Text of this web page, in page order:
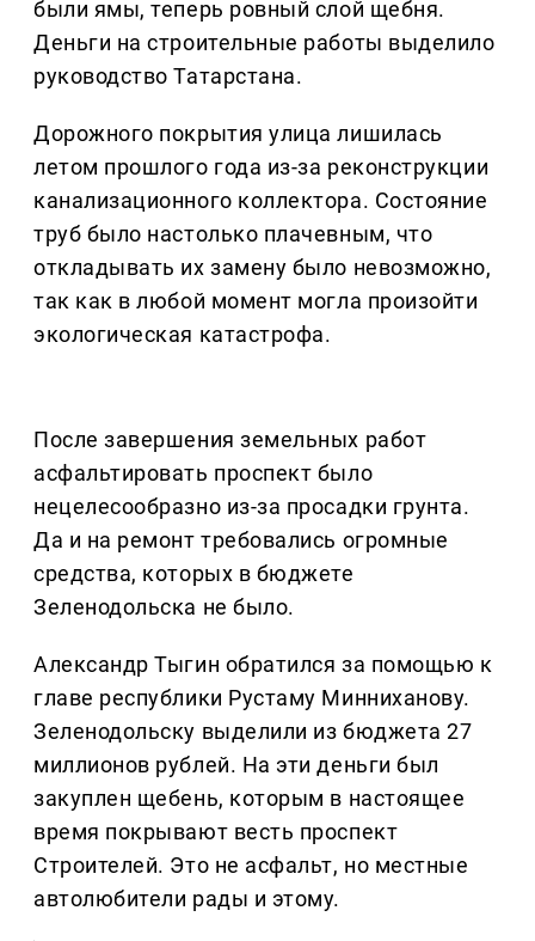
были ямы, теперь ровный слой щебня.
Деньги на строительные работы выделило
руководство Татарстана.
Дорожного покрытия улица лишилась
летом прошлого года из-за реконструкции
канализационного коллектора. Состояние
труб было настолько плачевным, что
откладывать их замену было невозможно,
так как в любой момент могла произойти
экологическая катастрофа.
После завершения земельных работ
асфальтировать проспект было
нецелесообразно из-за просадки грунта.
Да и на ремонт требовались огромные
средства, которых в бюджете
Зеленодольска не было.
Александр Тыгин обратился за помощью к
главе республики Рустаму Минниханову.
Зеленодольску выделили из бюджета 27
миллионов рублей. На эти деньги был
закуплен щебень, которым в настоящее
время покрывают весть проспект
Строителей. Это не асфальт, но местные
автолюбители рады и этому.